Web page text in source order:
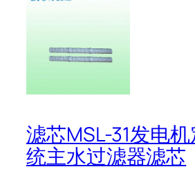
滤芯MSL-31发电
统主水过滤器滤芯